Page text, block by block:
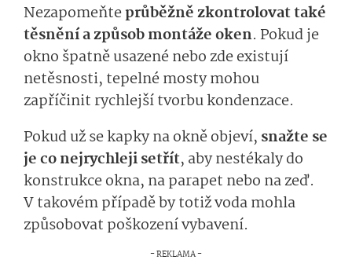
Nezapomeňteprůběžně zkontrolovat také
těsnění a způsob montáže oken. Pokud je
okno špatně usazené nebo zde existují
netěsnosti, tepelné mosty mohou
zapříčinit rychlejší tvorbu kondenzace.
Pokud už se kapky na okně objeví, snažte se
je co nejrychleji setřít, aby nestékaly do
konstrukce okna, na parapet nebo na zeď.
V takovém případě by totiž voda mohla
způsobovat poškození vybavení.